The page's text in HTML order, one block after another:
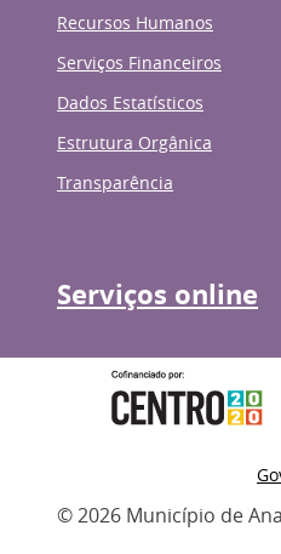
Recursos Humanos
Serviços Financeiros
Dados Estatísticos
Estrutura Orgânica
Transparência
Serviços online
© 2026 Município de